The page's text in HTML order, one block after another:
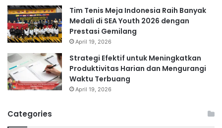
Tim Tenis Meja Indonesia Raih Banyak
Medali di SEA Youth 2026 dengan
Prestasi Gemilang
April 19, 2026
Strategi Efektif untuk Meningkatkan
Produktivitas Harian dan Mengurangi
Waktu Terbuang
April 19, 2026
Categories